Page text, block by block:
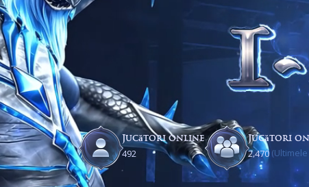
Jucători online
492
Jucători
2,470(Ultimele